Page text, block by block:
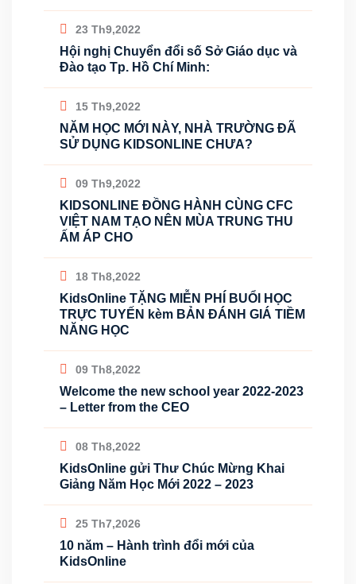
23 Th9,2022
Hội nghị Chuyển đổi số Sở Giáo dục và
Đào tạo Tp. Hồ Chí Minh:
15 Th9,2022
NĂM HỌC MỚI NÀY, NHÀ TRƯỜNG ĐÃ
SỬ DỤNG KIDSONLINE CHƯA?
09 Th9,2022
KIDSONLINE ĐỒNG HÀNH CÙNG CFC
VIỆT NAM TẠO NÊN MÙA TRUNG THU
ẤM ÁP CHO
18 Th8,2022
KidsOnline TẶNG MIỄN PHÍ BUỔI HỌC
TRỰC TUYẾN kèm BẢN ĐÁNH GIÁ TIỀM
NĂNG HỌC
09 Th8,2022
Welcome the new school year 2022-2023
– Letter from the CEO
08 Th8,2022
KidsOnline gửi Thư Chúc Mừng Khai
Giảng Năm Học Mới 2022 – 2023
25 Th7,2026
10 năm – Hành trình đổi mới của
KidsOnline